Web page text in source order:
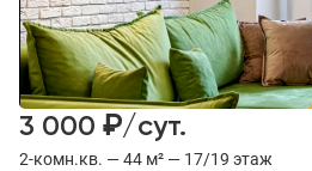
2-комн.кв. — 44 м² — 17/19 этаж
3 000 ₽/сут.